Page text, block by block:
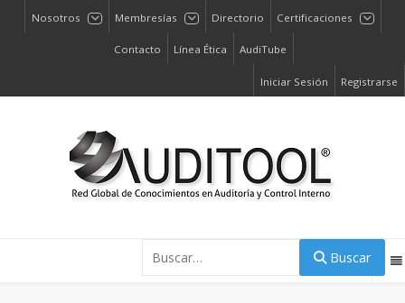
Nosotros Membresías Directorio Certificaciones
Contacto Línea Ética AudiTube
Iniciar Sesión Registrarse
Buscar